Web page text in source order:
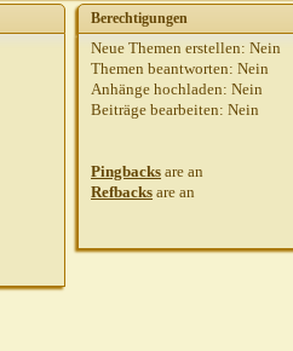
Berechtigungen
Neue Themen erstellen:Nein
Themen beantworten:Nein
Anhänge hochladen:Nein
Beiträge bearbeiten:Nein
Pingbacks arean
Refbacks arean